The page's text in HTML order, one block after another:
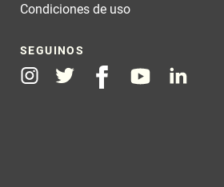
Condiciones de uso
SEGUINOS
InstagramTwitter FacebookYoutubeLinkedin